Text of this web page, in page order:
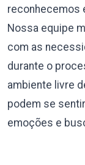
reconhecemos
Nossa equipe
com as
durante o
ambiente livre
podem se
emoções e